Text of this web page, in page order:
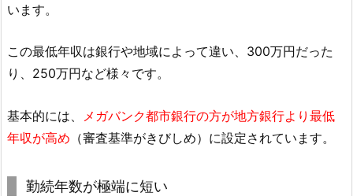
います。
この最低年収は銀行や地域によって違い、300万円だった
り、250万円など様々です。
基本的には、
メガバンク都市銀行の方が地方銀行より最低
年収が高め （審査基準がきびしめ）に設定されています。
勤続年数が極端に短い